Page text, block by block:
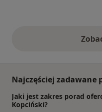
Najczęściej zadawane
Jaki jest zakres porad
Kopciński?